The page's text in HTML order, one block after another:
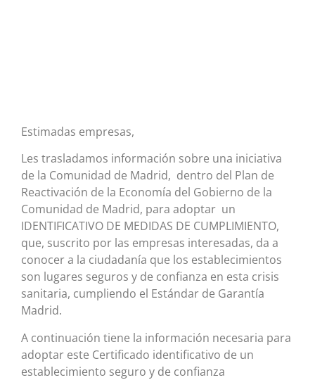
Estimadas empresas,
Les trasladamos información sobre una iniciativa
de la Comunidad de Madrid, dentro del Plan de
Reactivación de la Economía del Gobierno de la
Comunidad de Madrid, para adoptar un
IDENTIFICATIVO DE MEDIDAS DE CUMPLIMIENTO,
que, suscrito por las empresas interesadas, da a
conocer a la ciudadanía que los establecimientos
son lugares seguros y de confianza en esta crisis
sanitaria, cumpliendo el Estándar de Garantía
Madrid.
A continuación tiene la información necesaria para
adoptar este Certificado identificativo de un
establecimiento seguro y de confianza